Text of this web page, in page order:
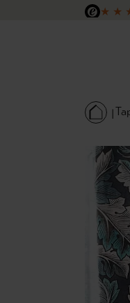
Hauptinhalt springen
Zur Suche springen
Zur Hauptnavigation
★ ★